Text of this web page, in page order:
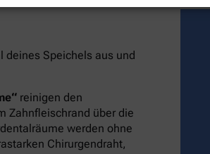
deines Speichels aus und
reinigen den
Zahnfleischrand über die
werden ohne
Chirurgendraht,